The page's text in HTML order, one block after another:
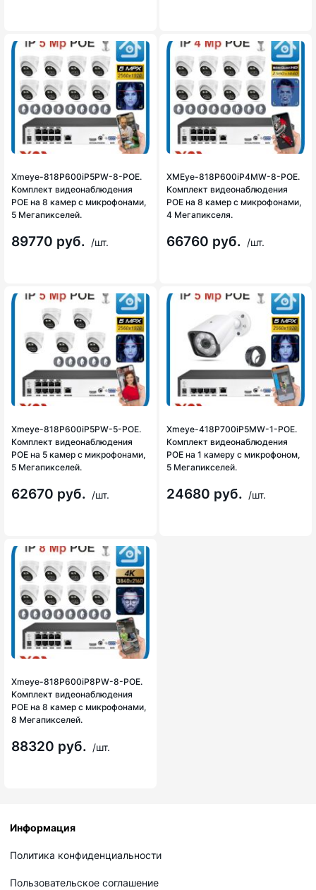
Xmeye-818P600iP5PW-8-POE.
Комплект видеонаблюдения
POE на 8 камер с микрофонами,
5 Мегапикселей.
89770 руб. /шт.
XMEye-818P600iP4MW-8-POE.
Комплект видеонаблюдения
POE на 8 камер с микрофонами,
4 Мегапикселя.
66760 руб. /шт.
Xmeye-818P600iP5PW-5-POE.
Комплект видеонаблюдения
POE на 5 камер с микрофонами,
5 Мегапикселей.
62670 руб. /шт.
Xmeye-418P700iP5MW-1-POE.
Комплект видеонаблюдения
POE на 1 камеру с микрофоном,
5 Мегапикселей.
24680 руб. /шт.
Xmeye-818P600iP8PW-8-POE.
Комплект видеонаблюдения
POE на 8 камер с микрофонами,
8 Мегапикселей.
88320 руб. /шт.
Информация
Политика конфиденциальности
Пользовательское соглашение